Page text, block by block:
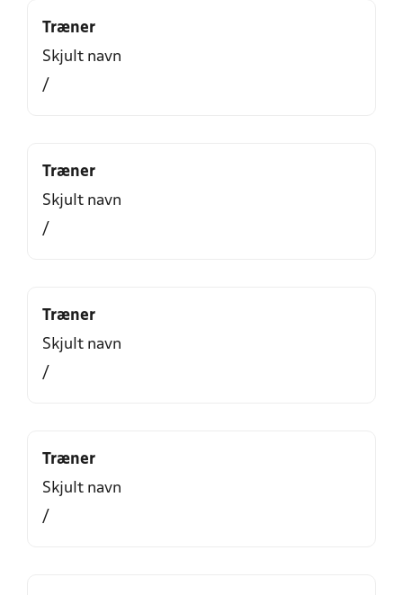
Træner
Skjult navn
/
Træner
Skjult navn
/
Træner
Skjult navn
/
Træner
Skjult navn
/